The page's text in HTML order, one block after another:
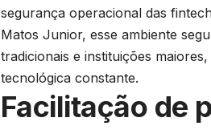
segurança operacional das
Matos Junior, esse ambiente
tradicionais e instituições
tecnológica constante.
Facilitação de